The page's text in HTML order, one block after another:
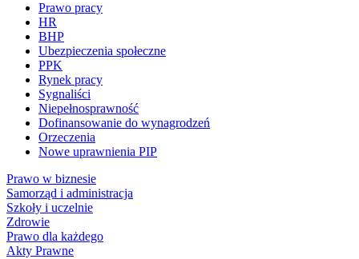
Prawo pracy
HR
BHP
Ubezpieczenia społeczne
PPK
Rynek pracy
Sygnaliści
Niepełnosprawność
Dofinansowanie do wynagrodzeń
Orzeczenia
Nowe uprawnienia PIP
Prawo w biznesie
Samorząd i administracja
Szkoły i uczelnie
Zdrowie
Prawo dla każdego
Akty Prawne